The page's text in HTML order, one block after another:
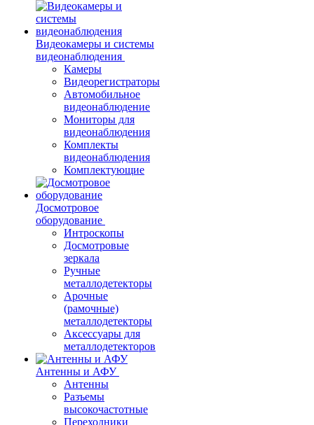
Видеокамеры и системы
видеонаблюдения
Камеры
Видеорегистраторы
Автомобильное
видеонаблюдение
Мониторы для
видеонаблюдения
Комплекты
видеонаблюдения
Комплектующие
Досмотровое
оборудование
Интроскопы
Досмотровые
зеркала
Ручные
металлодетекторы
Арочные
(рамочные)
металлодетекторы
Аксессуары для
металлодетекторов
Антенны и АФУ
Антенны
Разъемы
высокочастотные
Переходники